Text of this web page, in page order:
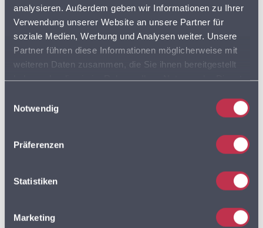
analysieren. Außerdem geben wir Informationen zu Ihrer
Verwendung unserer Website an unsere Partner für
soziale Medien, Werbung und Analysen weiter. Unsere
Partner führen diese Informationen möglicherweise mit
weiteren Daten zusammen, die Sie ihnen bereitgestellt
Cookies, wenn Sie unsere Webseite weiterhin nutzen.
Notwendig
Präferenzen
Statistiken
Marketing
Energiedaten-Katalog jetzt verfügbar
7. JANUAR 2026
Tags: